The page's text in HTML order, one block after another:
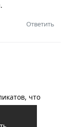
Ответить
что
куда он